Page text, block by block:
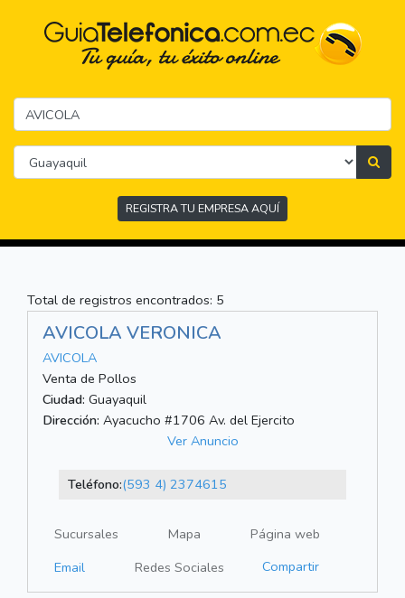
REGISTRA TU EMPRESA AQUÍ
Total de registros encontrados: 5
AVICOLA VERONICA
AVICOLA
Venta de Pollos
Ciudad: Guayaquil
Dirección: Ayacucho #1706 Av. del Ejercito
Ver Anuncio
Teléfono:(593 4) 2374615
Sucursales Mapa
Página web
Email
Redes Sociales Compartir